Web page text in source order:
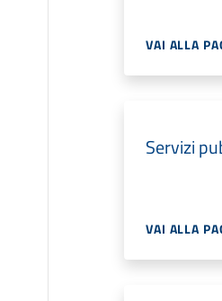
VAI ALLA
Servizi
VAI ALLA